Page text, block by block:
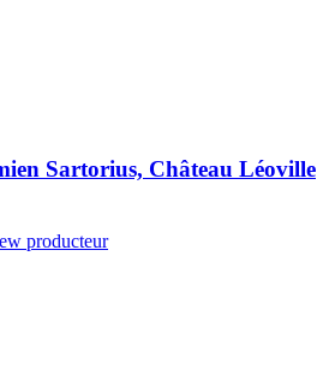
Sartorius, Château Léoville
producteur